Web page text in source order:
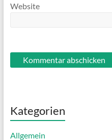
Website
Kategorien
Allgemein